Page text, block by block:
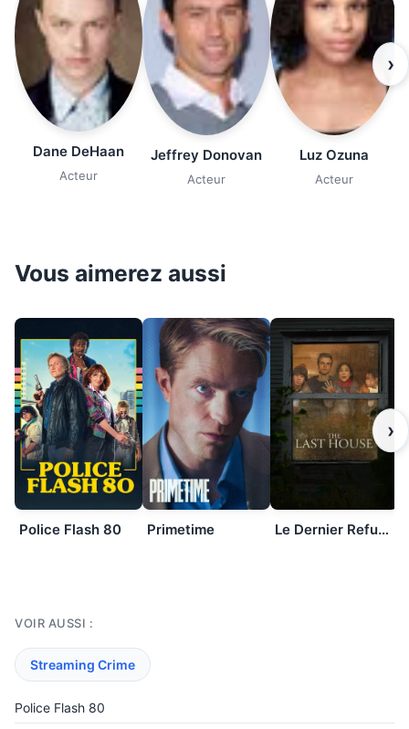
Dane DeHaan
Acteur
Jeffrey Donovan
Acteur
Luz Ozuna
Acteur
›
Vous aimerez aussi
Police Flash 80 Primetime Le Dernier Refuge
›
VOIR AUSSI :
Streaming Crime
Police Flash 80